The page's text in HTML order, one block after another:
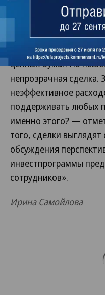
что члены совета
голосовали против
посчитали сделки
компании «Сиена»
ценных бумаг. По
непрозрачная
неэффективное
поддерживать любых
именно этого? —
того, сделки
обсуждения
инвестпрограммы
сотрудников».
Ирина Самойлова